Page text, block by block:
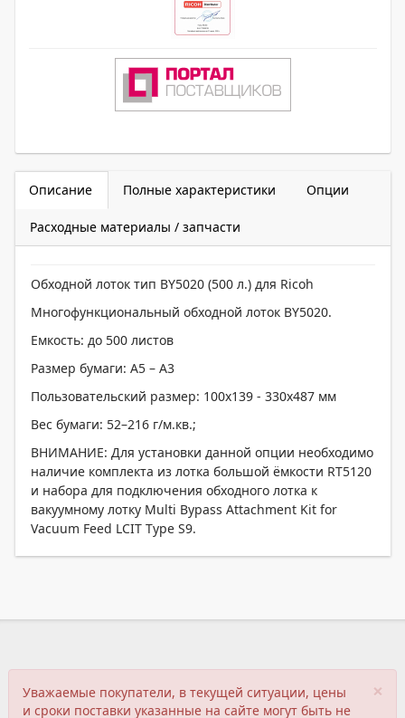
Описание Полные характеристики Опции
Расходные материалы / запчасти
Обходной лоток тип BY5020 (500 л.) для Ricoh
Многофункциональный обходной лоток BY5020.
Емкость: до 500 листов
Размер бумаги: A5 – А3
Пользовательский размер: 100x139 - 330x487 мм
Вес бумаги: 52–216 г/м.кв.;
ВНИМАНИЕ: Для установки данной опции необходимо
наличие комплекта из лотка большой ёмкости RT5120
и набора для подключения обходного лотка к
вакуумному лотку Multi Bypass Attachment Kit for
Vacuum Feed LCIT Type S9.
×
Уважаемые покупатели, в текущей ситуации, цены
и сроки поставки указанные на сайте могут быть не